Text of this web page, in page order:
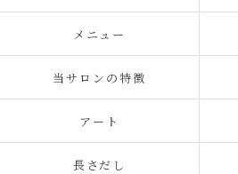
メニュー
当サロンの特徴
アート
長さだし